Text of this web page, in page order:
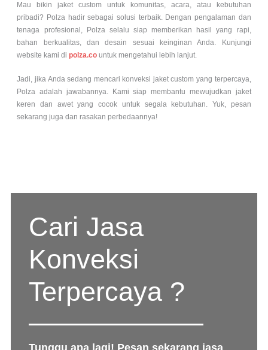
Mau bikin jaket custom untuk komunitas, acara, atau kebutuhan
pribadi? Polza hadir sebagai solusi terbaik. Dengan pengalaman dan
tenaga profesional, Polza selalu siap memberikan hasil yang rapi,
bahan berkualitas, dan desain sesuai keinginan Anda. Kunjungi
website kami dipolza.co untuk mengetahui lebih lanjut.
Jadi, jika Anda sedang mencari konveksi jaket custom yang terpercaya,
Polza adalah jawabannya. Kami siap membantu mewujudkan jaket
keren dan awet yang cocok untuk segala kebutuhan. Yuk, pesan
sekarang juga dan rasakan perbedaannya!
Cari Jasa
Konveksi
Terpercaya ?
Tunggu apa lagi! Pesan sekarang jasa